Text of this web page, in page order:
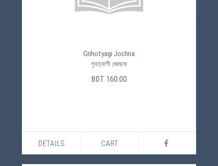
Grihotyagi Jochna
গৃহত্যাগী জোছনা
BDT 160.00
DETAILS CART